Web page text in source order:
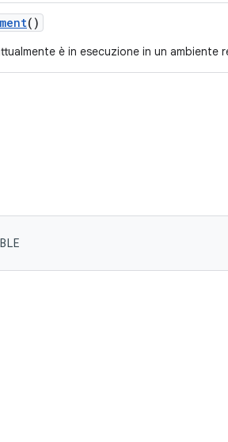
()
è in esecuzione in un ambiente